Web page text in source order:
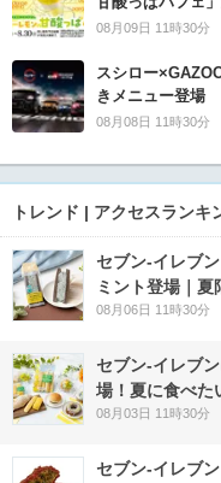
08月09日 11時30分
スシロー
きメニュー登場
08月08日 11時30分
トレンド | アクセスランキ
セブン‐イレブ
ミント登場｜
08月06日 11時30分
セブン‐イレブ
場！夏に食べた
08月03日 11時30分
セブン-イレブ